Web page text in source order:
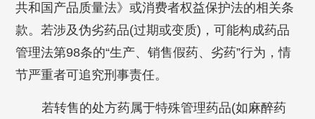
共和国产品质量法》或消费者权益保护法的相关条
款。若涉及伪劣药品(过期或变质)，可能构成药品
管理法第98条的“生产、销售假药、劣药”行为，情
节严重者可追究刑事责任。
若转售的处方药属于特殊管理药品(如麻醉药